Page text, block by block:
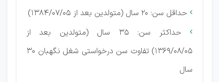
 حداقل سن: 20 سال (متولدین بعد از 1384/07/05)

حداکثر سن: 35 سال (متولدین بعد از
1369/08/05) تفاوت سن درخواستی شغل نگهبان 30
سال